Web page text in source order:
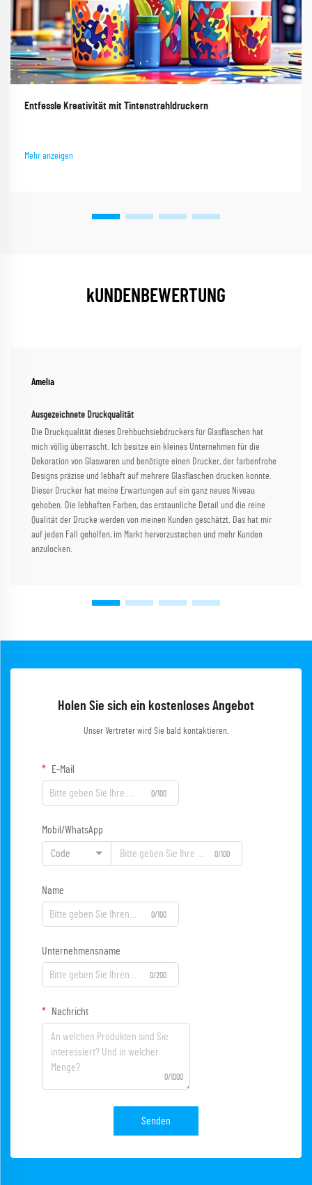
Entfessle Kreativität mit Tintenstrahldruckern
Mehr anzeigen
kUNDENBEWERTUNG
Amelia
Ausgezeichnete Druckqualität
Die Druckqualität dieses Drehbuchsiebdruckers für Glasflaschen hat
mich völlig überrascht. Ich besitze ein kleines Unternehmen für die
Dekoration von Glaswaren und benötigte einen Drucker, der farbenfrohe
Designs präzise und lebhaft auf mehrere Glasflaschen drucken konnte.
Dieser Drucker hat meine Erwartungen auf ein ganz neues Niveau
gehoben. Die lebhaften Farben, das erstaunliche Detail und die reine
Qualität der Drucke werden von meinen Kunden geschätzt. Das hat mir
auf jeden Fall geholfen, im Markt hervorzustechen und mehr Kunden
anzulocken.
Holen Sie sich ein kostenloses Angebot
Unser Vertreter wird Sie bald kontaktieren.
E-Mail
0/100
Mobil/WhatsApp
Code 0/100
Name
0/100
Unternehmensname
0/200
Nachricht
0/1000
Senden